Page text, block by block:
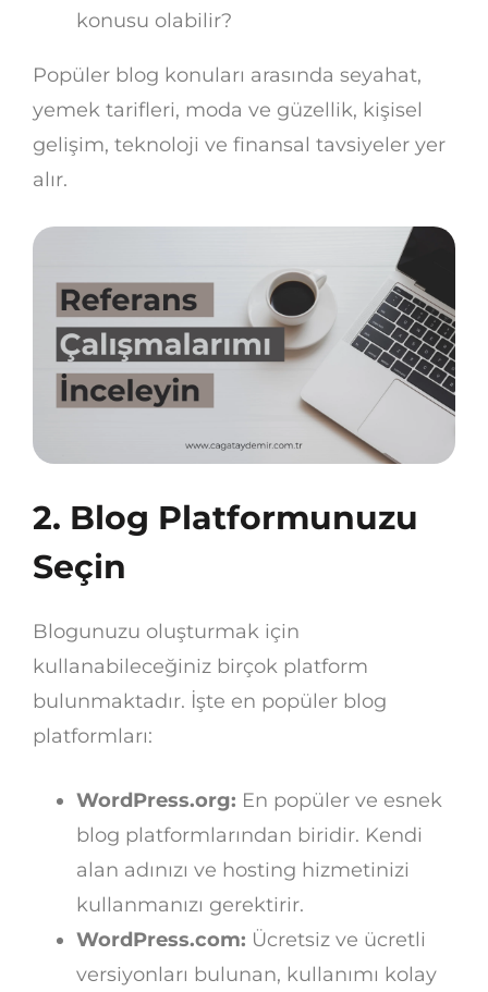
konusu olabilir?
Popüler blog konuları arasında seyahat,
yemek tarifleri, moda ve güzellik, kişisel
gelişim, teknoloji ve finansal tavsiyeler yer
alır.
2. Blog Platformunuzu
Seçin
Blogunuzu oluşturmak için
kullanabileceğiniz birçok platform
bulunmaktadır. İşte en popüler blog
platformları:
WordPress.org: En popüler ve esnek
blog platformlarından biridir. Kendi
alan adınızı ve hosting hizmetinizi
kullanmanızı gerektirir.
WordPress.com: Ücretsiz ve ücretli
versiyonları bulunan, kullanımı kolay